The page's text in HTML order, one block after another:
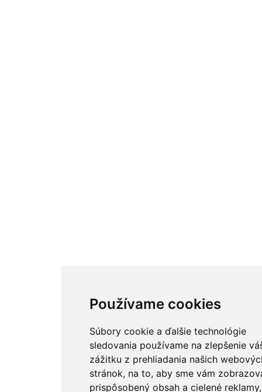
Používame cookies
Súbory cookie a ďalšie technológie
sledovania používame na zlepšenie
zážitku z prehliadania našich
stránok, na to, aby sme vám
prispôsobený obsah a cielené